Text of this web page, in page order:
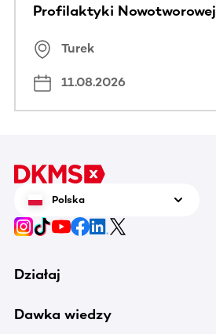
Profilaktyki Nowotworowej
Turek
11.08.2026
Polska
Działaj
Dawka wiedzy